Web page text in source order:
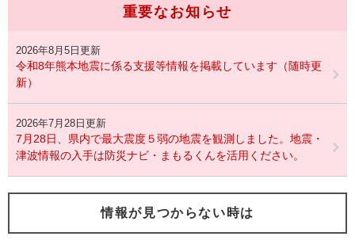
重要なお知らせ
2026年8月5日更新
令和8年熊本地震に係る支援等情報を掲載しています（随時更
新）
2026年7月28日更新
7月28日、県内で最大震度５弱の地震を観測しました。地震・
津波情報の入手は防災ナビ・まもるくんを活用ください。
情報が見つからない時は